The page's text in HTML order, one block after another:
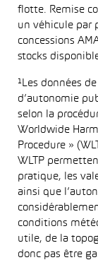
flotte. Remise
un véhicule par
concessions
stocks
¹Les données
d’autonomie
selon la
Worldwide
Procedure »
WLTP
pratique, les
ainsi que
conditions
utile, de la
donc pas être